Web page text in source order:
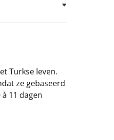
Turkse leven.
ze gebaseerd
11 dagen